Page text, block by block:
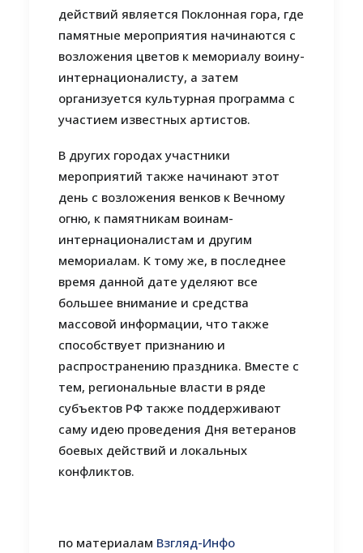
действий является Поклонная гора, где
памятные мероприятия начинаются с
возложения цветов к мемориалу воину-
интернационалисту, а затем
организуется культурная программа с
участием известных артистов.
В других городах участники
мероприятий также начинают этот
день с возложения венков к Вечному
огню, к памятникам воинам-
интернационалистам и другим
мемориалам. К тому же, в последнее
время данной дате уделяют все
большее внимание и средства
массовой информации, что также
способствует признанию и
распространению праздника. Вместе с
тем, региональные власти в ряде
субъектов РФ также поддерживают
саму идею проведения Дня ветеранов
боевых действий и локальных
конфликтов.
по материалам Взгляд-Инфо